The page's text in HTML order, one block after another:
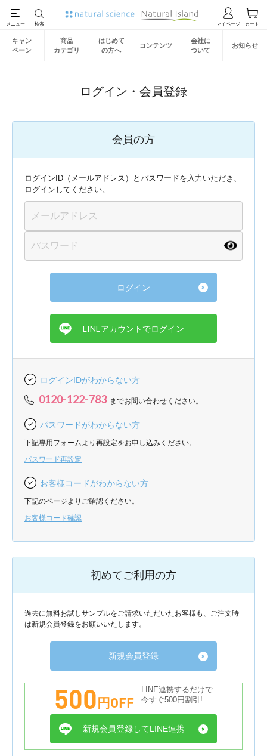
キャン
ペーン
商品
カテゴリ
はじめて
の方へ
コンテンツ
会社に
ついて
お知らせ
ログイン・会員登録
会員の方
ログインID（メールアドレス）とパスワードを入力いただき、
ログインしてください。
ログインIDがわからない方
0120-122-783 までお問い合わせください。
パスワードがわからない方
下記専用フォームより再設定をお申し込みください。
パスワード再設定
お客様コードがわからない方
下記のページよりご確認ください。
お客様コード確認
初めてご利用の方
過去に無料お試しサンプルをご請求いただいたお客様も、ご注文時
は新規会員登録をお願いいたします。
新規会員登録
500円OFF
LINE連携するだけで
今すぐ500円割引!
新規会員登録してLINE連携